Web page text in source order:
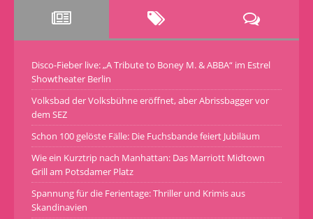
Disco-Fieber live: „A Tribute to Boney M. & ABBA“ im Estrel
Showtheater Berlin
Volksbad der Volksbühne eröffnet, aber Abrissbagger vor
dem SEZ
Schon 100 gelöste Fälle: Die Fuchsbande feiert Jubiläum
Wie ein Kurztrip nach Manhattan: Das Marriott Midtown
Grill am Potsdamer Platz
Spannung für die Ferientage: Thriller und Krimis aus
Skandinavien